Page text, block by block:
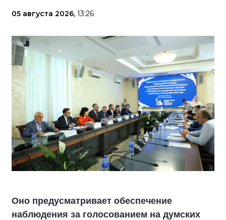
05 августа 2026, 13:26
Оно предусматривает обеспечение
наблюдения за голосованием на думских